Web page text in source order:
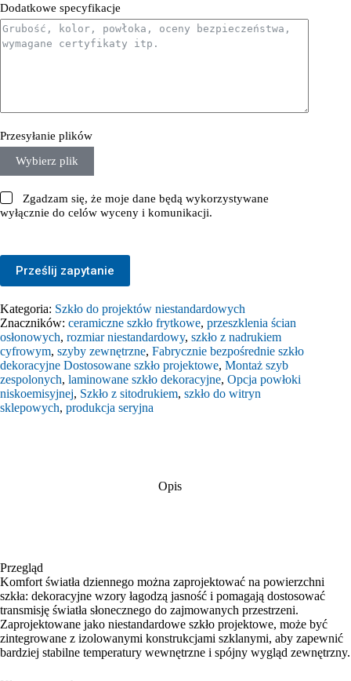
Dodatkowe specyfikacje
Przesyłanie plików
Wybierz plik
Zgadzam się, że moje dane będą wykorzystywane
wyłącznie do celów wyceny i komunikacji.
Prześlij zapytanie
Kategoria: Szkło do projektów niestandardowych
Znaczników: ceramiczne szkło frytkowe, przeszklenia ścian
osłonowych, rozmiar niestandardowy, szkło z nadrukiem
cyfrowym, szyby zewnętrzne, Fabrycznie bezpośrednie szkło
dekoracyjne Dostosowane szkło projektowe, Montaż szyb
zespolonych, laminowane szkło dekoracyjne, Opcja powłoki
niskoemisyjnej, Szkło z sitodrukiem, szkło do witryn
sklepowych, produkcja seryjna
Opis
Przegląd
Komfort światła dziennego można zaprojektować na powierzchni
szkła: dekoracyjne wzory łagodzą jasność i pomagają dostosować
transmisję światła słonecznego do zajmowanych przestrzeni.
Zaprojektowane jako niestandardowe szkło projektowe, może być
zintegrowane z izolowanymi konstrukcjami szklanymi, aby zapewnić
bardziej stabilne temperatury wewnętrzne i spójny wygląd zewnętrzny.